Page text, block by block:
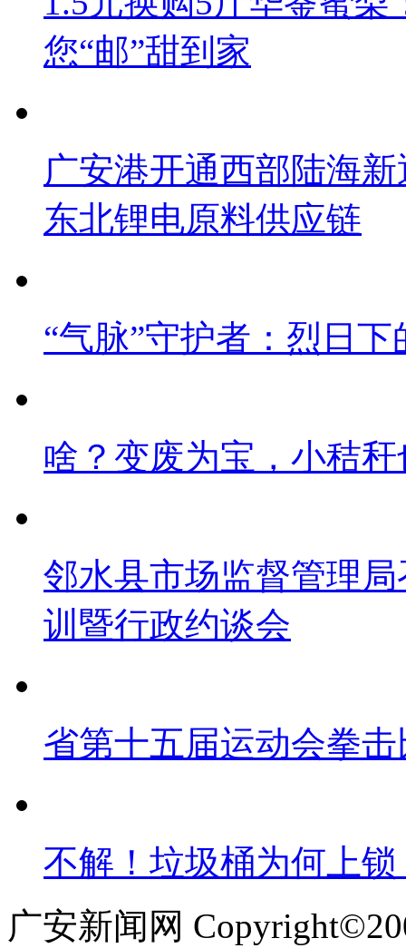
您“邮”甜到家
广安港开通西部陆海
东北锂电原料供应链
“气脉”守护者：烈日下
啥？变废为宝，小秸
邻水县市场监督管理
训暨行政约谈会
省第十五届运动会拳
不解！垃圾桶为何上锁
广安新闻网